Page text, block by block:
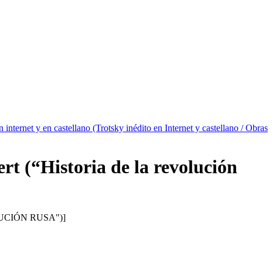
internet y en castellano (Trotsky inédito en Internet y castellano / Obras
(“Historia de la revolución
RUSA")]